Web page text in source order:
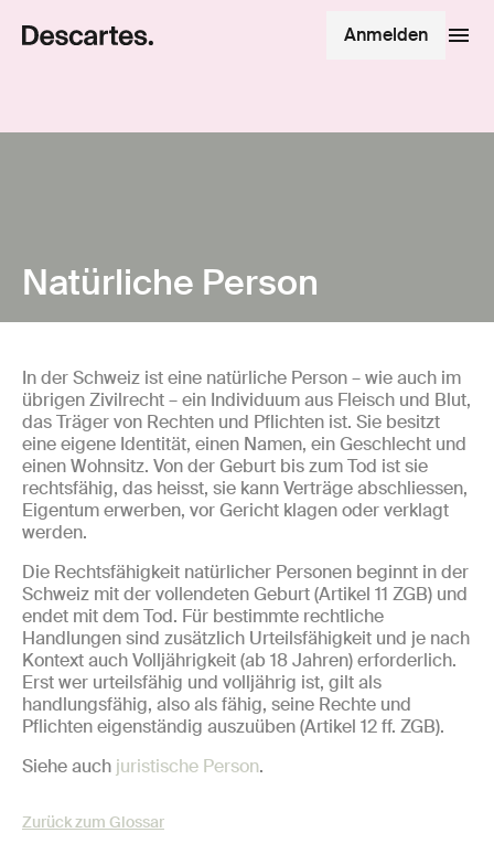
Anmelden
Natürliche Person
In der Schweiz ist eine natürliche Person – wie auch im
übrigen Zivilrecht – ein Individuum aus Fleisch und Blut,
das Träger von Rechten und Pflichten ist. Sie besitzt
eine eigene Identität, einen Namen, ein Geschlecht und
einen Wohnsitz. Von der Geburt bis zum Tod ist sie
rechtsfähig, das heisst, sie kann Verträge abschliessen,
Eigentum erwerben, vor Gericht klagen oder verklagt
werden.
Die Rechtsfähigkeit natürlicher Personen beginnt in der
Schweiz mit der vollendeten Geburt (Artikel 11 ZGB) und
endet mit dem Tod. Für bestimmte rechtliche
Handlungen sind zusätzlich Urteilsfähigkeit und je nach
Kontext auch Volljährigkeit (ab 18 Jahren) erforderlich.
Erst wer urteilsfähig und volljährig ist, gilt als
handlungsfähig, also als fähig, seine Rechte und
Pflichten eigenständig auszuüben (Artikel 12 ff. ZGB).
Siehe auch juristische Person.
Zurück zum Glossar